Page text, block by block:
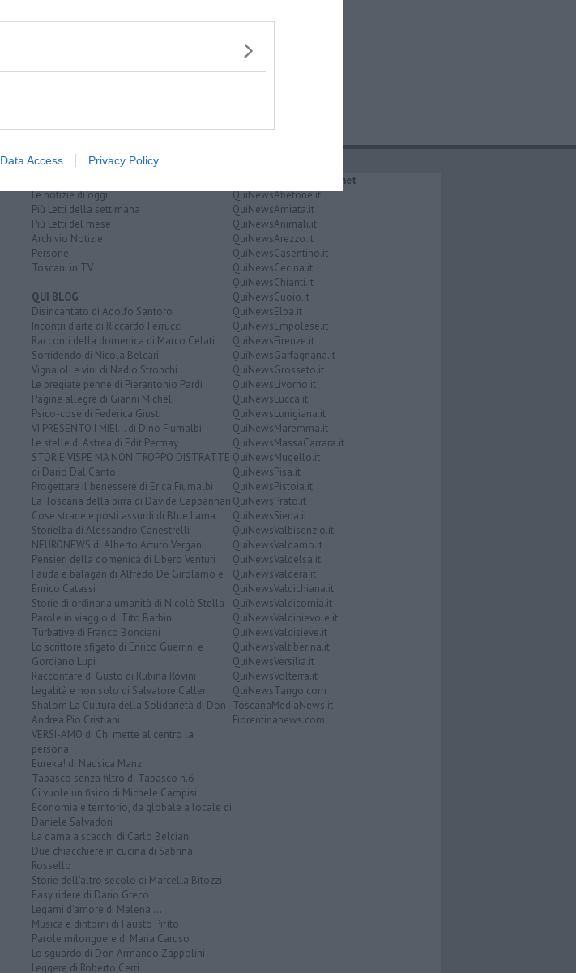
Data Access Privacy Policy
Le notizie di oggi
Più Letti della settimana
Più Letti del mese
Archivio Notizie
Persone
Toscani in TV
QUI BLOG
Disincantato di Adolfo Santoro
Incontri d'arte di Riccardo Ferrucci
Racconti della domenica di Marco Celati
Sorridendo di Nicola Belcari
Vignaioli e vini di Nadio Stronchi
Le pregiate penne di Pierantonio Pardi
Pagine allegre di Gianni Micheli
Psico-cose di Federica Giusti
VI PRESENTO I MIEI... di Dino Fiumalbi
Le stelle di Astrea di Edit Permay
STORIE VISPE MA NON TROPPO DISTRATTE
di Dario Dal Canto
Progettare il benessere di Erica Fiumalbi
La Toscana della birra di Davide Cappannari
Cose strane e posti assurdi di Blue Lama
Storielba di Alessandro Canestrelli
NEURONEWS di Alberto Arturo Vergani
Pensieri della domenica di Libero Venturi
Fauda e balagan di Alfredo De Girolamo e
Enrico Catassi
Storie di ordinaria umanità di Nicolò Stella
Parole in viaggio di Tito Barbini
Turbative di Franco Bonciani
Lo scrittore sfigato di Enrico Guerrini e
Gordiano Lupi
Raccontare di Gusto di Rubina Rovini
Legalità e non solo di Salvatore Calleri
Shalom La Cultura della Solidarietà di Don
Andrea Pio Cristiani
VERSI-AMO di Chi mette al centro la
persona
Eureka! di Nausica Manzi
Tabasco senza filtro di Tabasco n.6
Ci vuole un fisico di Michele Campisi
Economia e territorio, da globale a locale di
Daniele Salvadori
La dama a scacchi di Carlo Belciani
Due chiacchiere in cucina di Sabrina
Rossello
Storie dell'altro secolo di Marcella Bitozzi
Easy ridere di Dario Greco
Legami d'amore di Malena ...
Musica e dintorni di Fausto Pirìto
Parole milonguere di Maria Caruso
Lo sguardo di Don Armando Zappolini
Leggere di Roberto Cerri
IL NETWORK QuiNews.net
QuiNewsAbetone.it
QuiNewsAmiata.it
QuiNewsAnimali.it
QuiNewsArezzo.it
QuiNewsCasentino.it
QuiNewsCecina.it
QuiNewsChianti.it
QuiNewsCuoio.it
QuiNewsElba.it
QuiNewsEmpolese.it
QuiNewsFirenze.it
QuiNewsGarfagnana.it
QuiNewsGrosseto.it
QuiNewsLivorno.it
QuiNewsLucca.it
QuiNewsLunigiana.it
QuiNewsMaremma.it
QuiNewsMassaCarrara.it
QuiNewsMugello.it
QuiNewsPisa.it
QuiNewsPistoia.it
QuiNewsPrato.it
QuiNewsSiena.it
QuiNewsValbisenzio.it
QuiNewsValdarno.it
QuiNewsValdelsa.it
QuiNewsValdera.it
QuiNewsValdichiana.it
QuiNewsValdicornia.it
QuiNewsValdinievole.it
QuiNewsValdisieve.it
QuiNewsValtiberina.it
QuiNewsVersilia.it
QuiNewsVolterra.it
QuiNewsTango.com
ToscanaMediaNews.it
Fiorentinanews.com